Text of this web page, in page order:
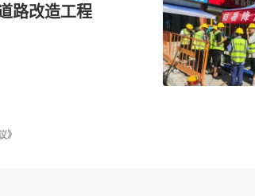
路改造工程
》